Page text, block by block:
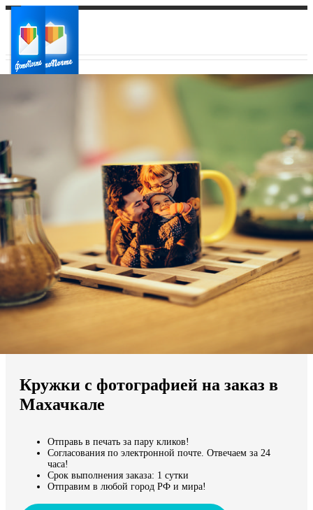
Ваш регион доставки
Выберите из списка:
Мы доставляем по всему миру
Продолжить без города
Кружки с фотографией на заказ в
Махачкале
Отправь в печать за пару кликов!
Согласования по электронной почте. Отвечаем за 24
часа!
Срок выполнения заказа: 1 сутки
Отправим в любой город РФ и мира!